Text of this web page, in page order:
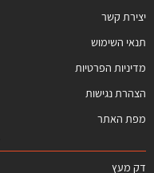
יצירת קשר
תנאי השימוש
מדיניות הפרטיות
הצהרת נגישות
מפת האתר
דק מעץ